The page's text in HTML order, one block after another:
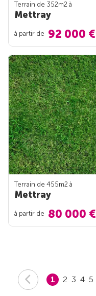
Terrain de 352m2 à
Mettray
à partir de 92 000 €
Terrain de 455m2 à
Mettray
à partir de 80 000 €
1 2 3 4 5